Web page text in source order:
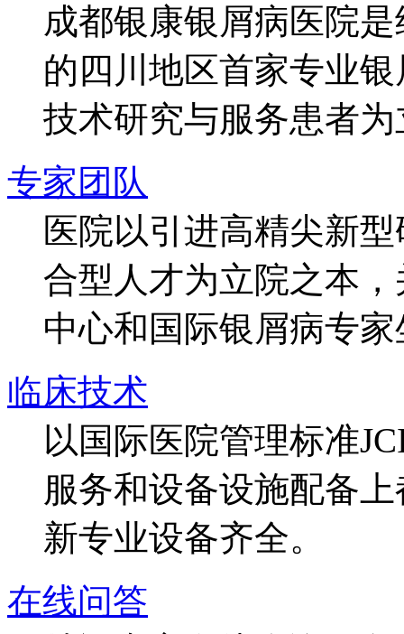
成都银康银屑病医院
的四川地区首家专业
技术研究与服务患者
专家团队
医院以引进高精尖新
合型人才为立院之本
中心和国际银屑病专
临床技术
以国际医院管理标准
服务和设备设施配备
新专业设备齐全。
在线问答